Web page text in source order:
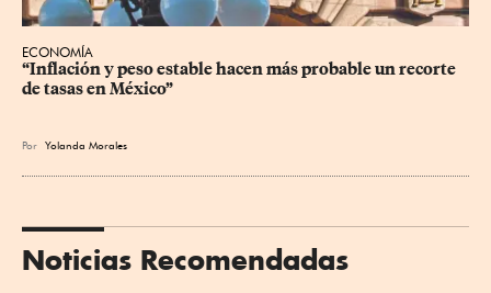
ECONOMÍA
“Inflación y peso estable hacen más probable un recorte
de tasas en México”
Por Yolanda Morales
Noticias Recomendadas